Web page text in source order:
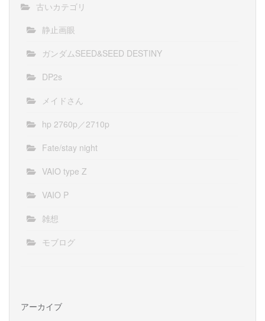
古いカテゴリ
静止画眼
ガンダムSEED&SEED DESTINY
DP2s
メイドさん
hp 2760p／2710p
Fate/stay night
VAIO type Z
VAIO P
雑想
モブログ
アーカイブ